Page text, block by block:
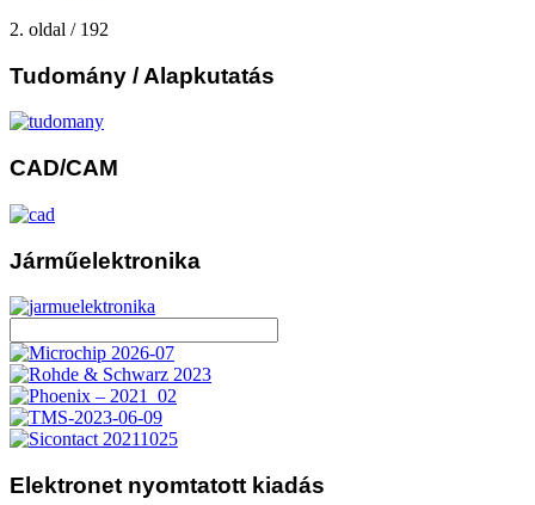
2. oldal / 192
Tudomány / Alapkutatás
CAD/CAM
Járműelektronika
Elektronet nyomtatott kiadás